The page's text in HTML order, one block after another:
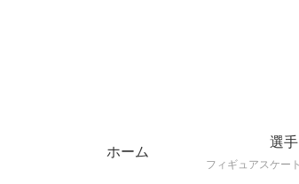
ホーム
選手